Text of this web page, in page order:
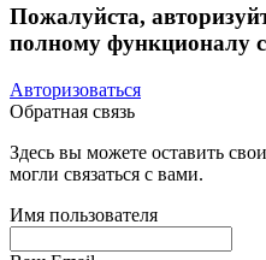
Пожалуйста,
полному функционалу
Авторизоваться
Обратная связь
Здесь вы можете оставить
могли связаться с вами.
Имя пользователя